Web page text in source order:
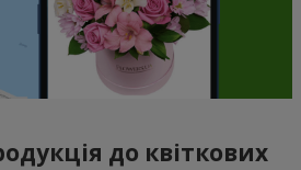
до квіткових